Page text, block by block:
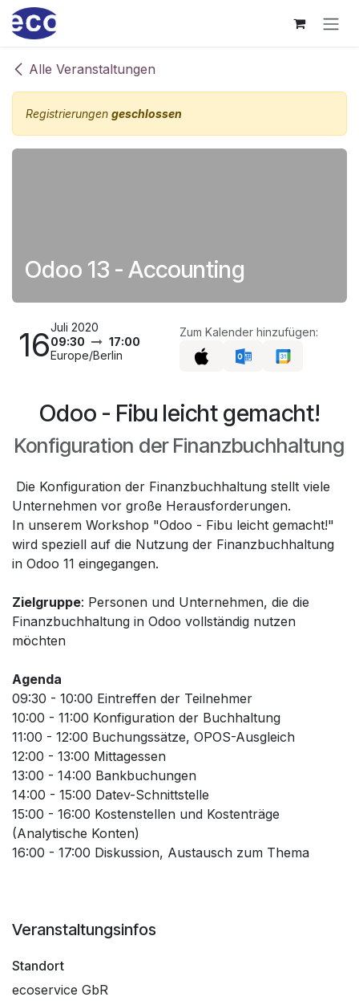
Zum Inhalt springen
Alle Veranstaltungen
Registrierungen geschlossen
Odoo 13 - Accounting
16Juli 2020
09:30
17:00
Europe/Berlin
Zum Kalender hinzufügen:
Odoo - Fibu leicht gemacht!
Konfiguration der Finanzbuchhaltung
Die Konfiguration der Finanzbuchhaltung stellt viele
Unternehmen vor große Herausforderungen.
In unserem Workshop "Odoo - Fibu leicht gemacht!"
wird speziell auf die Nutzung der Finanzbuchhaltung
in Odoo 11 eingegangen.
Zielgruppe: Personen und Unternehmen, die die
Finanzbuchhaltung in Odoo vollständig nutzen
möchten
Agenda
09:30 - 10:00 Eintreffen der Teilnehmer
10:00 - 11:00 Konfiguration der Buchhaltung
11:00 - 12:00 Buchungssätze, OPOS-Ausgleich
12:00 - 13:00 Mittagessen
13:00 - 14:00 Bankbuchungen
14:00 - 15:00 Datev-Schnittstelle
15:00 - 16:00 Kostenstellen und Kostenträge
(Analytische Konten)
16:00 - 17:00 Diskussion, Austausch zum Thema
Veranstaltungsinfos
Standort
ecoservice GbR